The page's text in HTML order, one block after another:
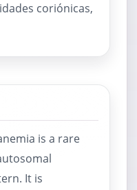
coriónicas,
is a rare
It is